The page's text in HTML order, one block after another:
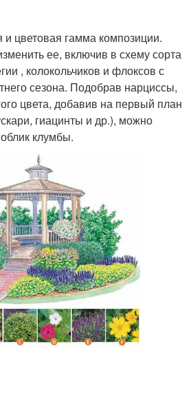
цветовая гамма композиции.
ее, включив в схему сорта
, колокольчиков и флоксов с
сезона. Подобрав нарциссы,
цвета, добавив на первый план
гиацинты и др.), можно
клумбы.